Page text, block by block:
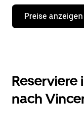
Drücke
Nach-
Kalender
interagieren
Preise anzeigen
Reserviere
nach